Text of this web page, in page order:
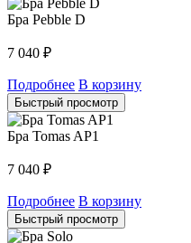
Бра Pebble D
7 040 ₽
Подробнее В корзину
Быстрый просмотр
Бра Tomas AP1
7 040 ₽
Подробнее В корзину
Быстрый просмотр